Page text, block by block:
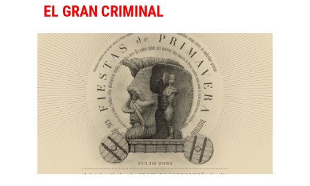
EL GRAN CRIMINAL